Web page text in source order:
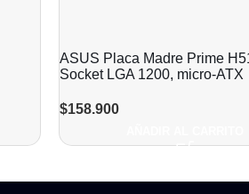
ASUS Placa Madre Prime
Socket LGA 1200, micro-ATX
$158.900